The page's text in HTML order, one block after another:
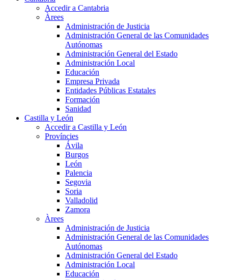
Accedir a Cantabria
Àrees
Administración de Justicia
Administración General de las Comunidades
Autónomas
Administración General del Estado
Administración Local
Educación
Empresa Privada
Entidades Públicas Estatales
Formación
Sanidad
Castilla y León
Accedir a Castilla y León
Províncies
Ávila
Burgos
León
Palencia
Segovia
Soria
Valladolid
Zamora
Àrees
Administración de Justicia
Administración General de las Comunidades
Autónomas
Administración General del Estado
Administración Local
Educación